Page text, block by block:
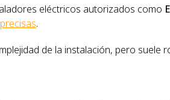
eléctricos autorizados como
.
de la instalación, pero suele